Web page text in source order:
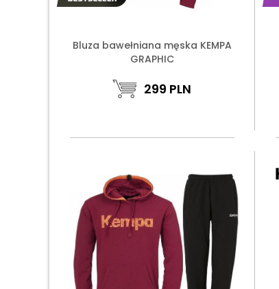
Bluza bawełniana męska KEMPA
GRAPHIC
299 PLN